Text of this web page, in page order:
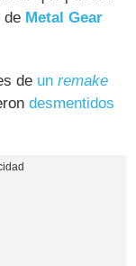
de Metal Gear
de unremake
desmentidos